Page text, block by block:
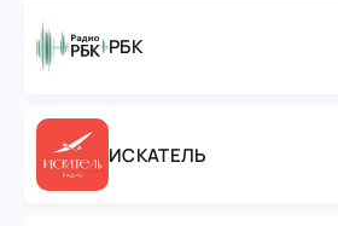
РБК
ИСКАТЕЛЬ